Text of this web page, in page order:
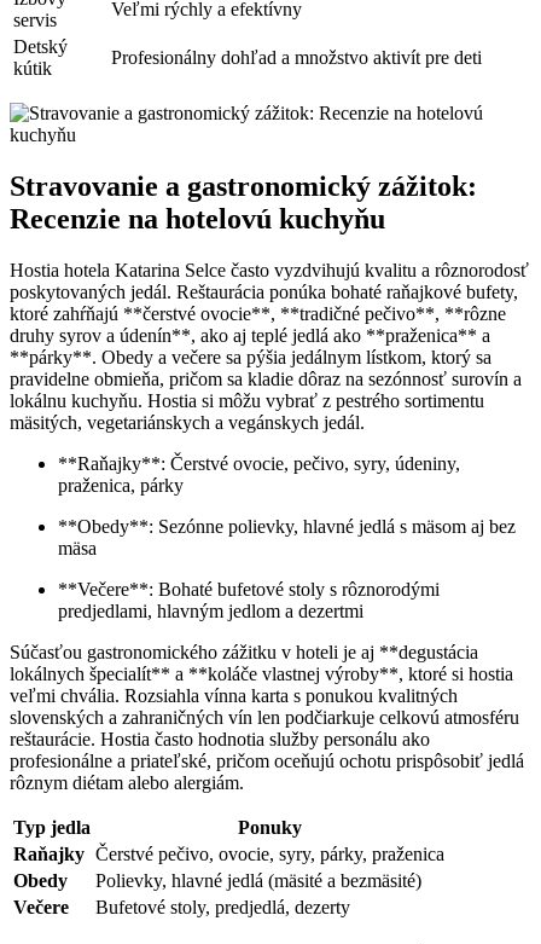
servis
Veľmi rýchly a efektívny
Detský
kútik
Profesionálny dohľad a množstvo aktivít pre deti
Stravovanie a gastronomický zážitok:
Recenzie na hotelovú kuchyňu
Hostia hotela Katarina Selce často vyzdvihujú kvalitu a rôznorodosť
poskytovaných jedál. Reštaurácia ponúka bohaté raňajkové bufety,
ktoré zahŕňajú **čerstvé ovocie**, **tradičné pečivo**, **rôzne
druhy syrov a údenín**, ako aj teplé jedlá ako **praženica** a
**párky**. Obedy a večere sa pýšia jedálnym lístkom, ktorý sa
pravidelne obmieňa, pričom sa kladie dôraz na sezónnosť surovín a
lokálnu kuchyňu. Hostia si môžu vybrať z pestrého sortimentu
mäsitých, vegetariánskych a vegánskych jedál.
**Raňajky**: Čerstvé ovocie, pečivo, syry, údeniny,
praženica, párky
**Obedy**: Sezónne polievky, hlavné jedlá s mäsom aj bez
mäsa
**Večere**: Bohaté bufetové stoly s rôznorodými
predjedlami, hlavným jedlom a dezertmi
Súčasťou gastronomického zážitku v hoteli je aj **degustácia
lokálnych špecialít** a **koláče vlastnej výroby**, ktoré si hostia
veľmi chvália. Rozsiahla vínna karta s ponukou kvalitných
slovenských a zahraničných vín len podčiarkuje celkovú atmosféru
reštaurácie. Hostia často hodnotia služby personálu ako
profesionálne a priateľské, pričom oceňujú ochotu prispôsobiť jedlá
rôznym diétam alebo alergiám.
Typ jedla
Ponuky
Raňajky Čerstvé pečivo, ovocie, syry, párky, praženica
Obedy
Polievky, hlavné jedlá (mäsité a bezmäsité)
Večere
Bufetové stoly, predjedlá, dezerty